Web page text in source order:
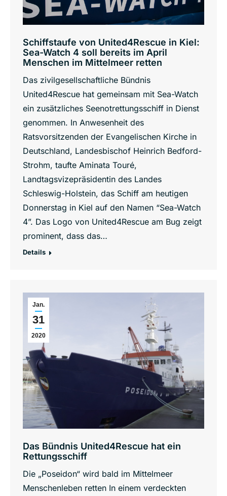
Schiffstaufe von United4Rescue in Kiel:
Sea-Watch 4 soll bereits im April
Menschen im Mittelmeer retten
Das zivilgesellschaftliche Bündnis
United4Rescue hat gemeinsam mit Sea-Watch
ein zusätzliches Seenotrettungsschiff in Dienst
genommen. In Anwesenheit des
Ratsvorsitzenden der Evangelischen Kirche in
Deutschland, Landesbischof Heinrich Bedford-
Strohm, taufte Aminata Touré,
Landtagsvizepräsidentin des Landes
Schleswig-Holstein, das Schiff am heutigen
Donnerstag in Kiel auf den Namen “Sea-Watch
4”. Das Logo von United4Rescue am Bug zeigt
prominent, dass das…
Details
Jan.
31
2020
Das Bündnis United4Rescue hat ein
Rettungsschiff
Die „Poseidon“ wird bald im Mittelmeer
Menschenleben retten In einem verdeckten